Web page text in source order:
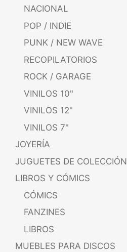
NACIONAL
POP / INDIE
PUNK / NEW WAVE
RECOPILATORIOS
ROCK / GARAGE
VINILOS 10"
VINILOS 12"
VINILOS 7"
JOYERÍA
JUGUETES DE COLECCIÓN
LIBROS Y CÓMICS
CÓMICS
FANZINES
LIBROS
MUEBLES PARA DISCOS